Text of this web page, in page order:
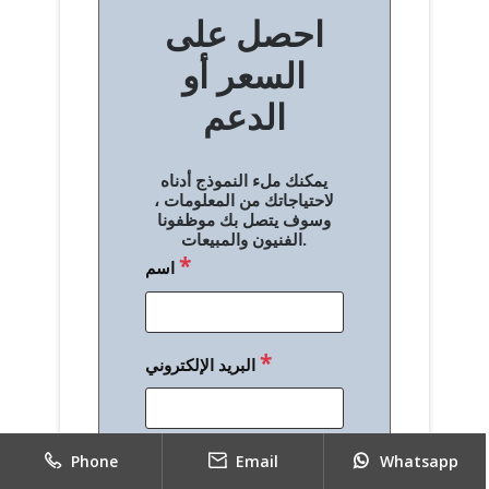
احصل على
السعر أو
الدعم
يمكنك ملء النموذج أدناه
لاحتياجاتك من المعلومات ،
وسوف يتصل بك موظفونا
الفنيون والمبيعات.
اسم*
البريد الإلكتروني*
Phone Email Whatsapp